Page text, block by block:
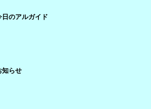
日のアルガイド
知らせ